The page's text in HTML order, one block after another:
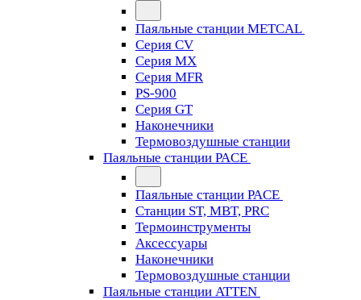
Паяльные станции METCAL
Серия CV
Серия MX
Серия MFR
PS-900
Серия GT
Наконечники
Термовоздушные станции
Паяльные станции PACE
Паяльные станции PACE
Станции ST, MBT, PRC
Термоинструменты
Аксессуары
Наконечники
Термовоздушные станции
Паяльные станции ATTEN